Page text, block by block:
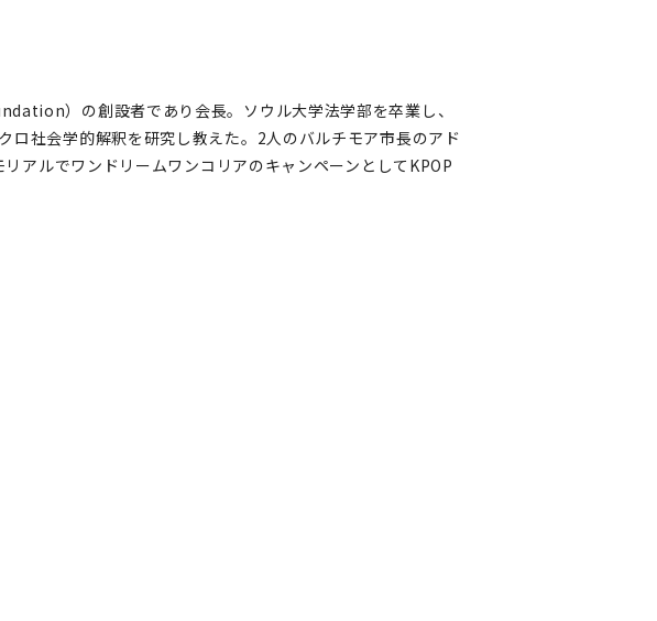
）の創設者であり会長。ソウル大学法学部を卒業し、
ロ社会学的解釈を研究し教えた。2人のバルチモア市長のアド
アルでワンドリームワンコリアのキャンペーンとしてKPOP